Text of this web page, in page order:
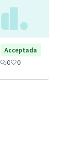
Acceptada
0 0